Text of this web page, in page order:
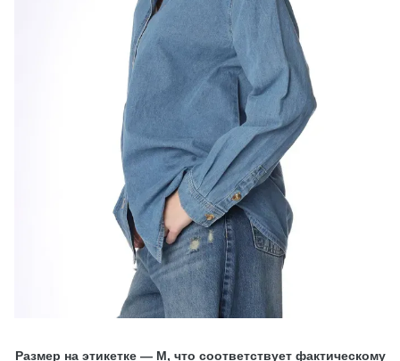
Размер на этикетке — М, что соответствует фактическому